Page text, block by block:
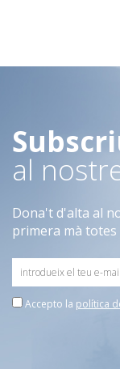
al
Dona't d'alta al
primera mà totes
Accepto la política